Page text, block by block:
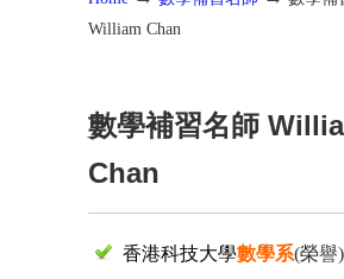
William Chan
數學補習名師
Chan
香港科技大學數學系(榮譽